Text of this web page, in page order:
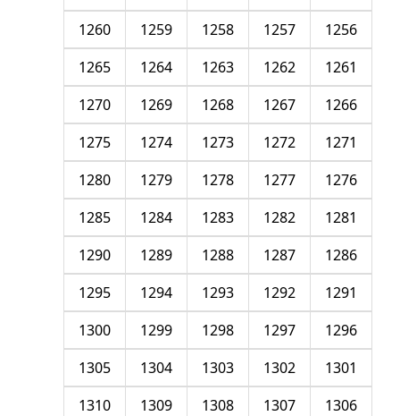
1256
1257
1258
1259
1260
1261
1262
1263
1264
1265
1266
1267
1268
1269
1270
1271
1272
1273
1274
1275
1276
1277
1278
1279
1280
1281
1282
1283
1284
1285
1286
1287
1288
1289
1290
1291
1292
1293
1294
1295
1296
1297
1298
1299
1300
1301
1302
1303
1304
1305
1306
1307
1308
1309
1310